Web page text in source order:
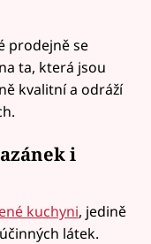
prodejně se
ta, která jsou
kvalitní a odráží
i
kuchyni, jedině
látek.